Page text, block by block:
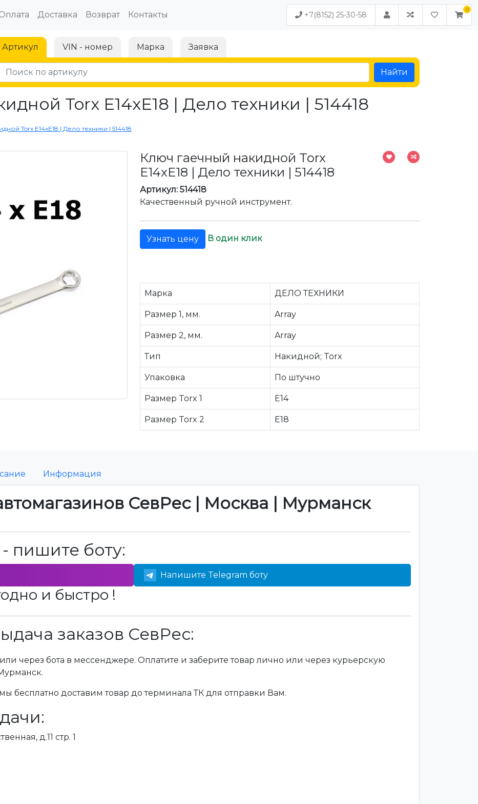
Доставка Возврат Контакты +7(8152) 25-30-58
Артикул VIN - номер Марка Заявка
Найти
Torx E14xE18 | Дело техники | 514418
Torx E14xE18 | Дело техники | 514418
Ключ гаечный накидной Torx
E14xE18 | Дело техники | 514418
Артикул: 514418
Качественный ручной инструмент.
Узнать цену В один клик
Марка ДЕЛО ТЕХНИКИ
Размер 1, мм. Array
Размер 2, мм. Array
Тип Накидной; Torx
Упаковка По штучно
Размер Torx 1 E14
Размер Torx 2 E18
Информация
СевРес | Москва | Мурманск
пишите боту:
Напишите Telegram боту
и быстро !
заказов СевРес:
через бота в мессенджере. Оплатите и заберите товар лично или через курьерскую
бесплатно доставим товар до терминала ТК для отправки Вам.
д.11 стр. 1